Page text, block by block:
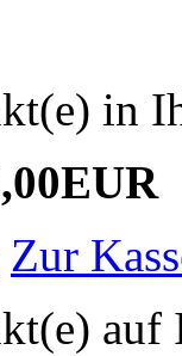
in
Zur